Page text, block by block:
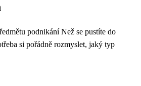
podnikání Než se pustíte do
si pořádně rozmyslet, jaký typ